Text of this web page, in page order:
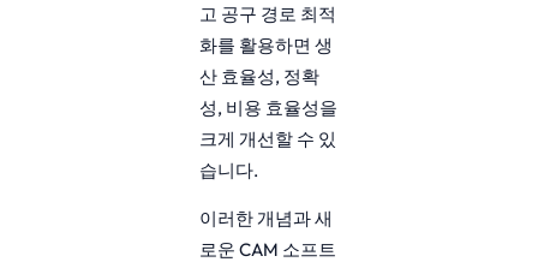
고 공구 경로 최적
화를 활용하면 생
산 효율성, 정확
성, 비용 효율성을
크게 개선할 수 있
습니다.
이러한 개념과 새
로운 CAM 소프트